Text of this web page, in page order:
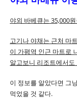
야외 바베큐는 35,000
고기나 야채는 근처 마
이 가평역 인근 마트로
알고보니 리조트에서
이 정보를 알았다면 그
먹었을 것 같다.